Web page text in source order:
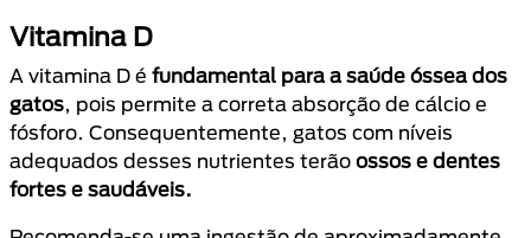
Vitamina D
A vitamina D é fundamental para a saúde óssea dos
gatos, pois permite a correta absorção de cálcio e
fósforo. Consequentemente, gatos com níveis
adequados desses nutrientes terão ossos e dentes
fortes e saudáveis.